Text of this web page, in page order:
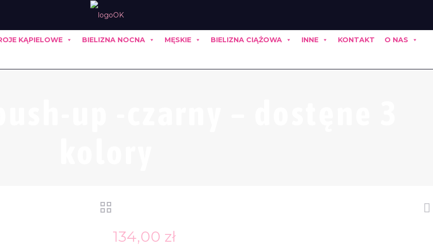
KĄPIELOWE BIELIZNA NOCNA MĘSKIE BIELIZNA CIĄŻOWA INNE KONTAKT O NAS
134,00 zł